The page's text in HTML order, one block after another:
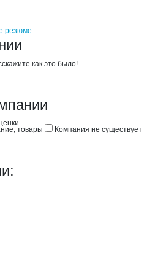
Смоленская
фабрика
резюме
фабрика
как это было!
о неточностях
товары Компания не существует